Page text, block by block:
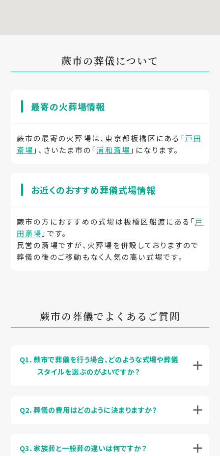
蕨市の葬儀について
最寄の火葬場情報
蕨市の最寄の火葬場は、東京都板橋区にある「戸田
斎場 」、さいたま市の「浦和斎場 」になります。
お近くのおすすめ葬儀式場情報
蕨市の方におすすめの式場は板橋区船渡にある「戸
田斎場 」です。
民営の斎場ですが、火葬場を併設しておりますので
葬儀の後のご移動もなく人気の高い式場です。
蕨市の葬儀でよくあるご質問
Q1．蕨市で葬儀を行う場合、どのような式場や葬儀
スタイルを選ぶのがよいですか？
Q2．葬儀の費用はどのように決まりますか？
Q3．家族葬と一般葬の違いは何ですか？